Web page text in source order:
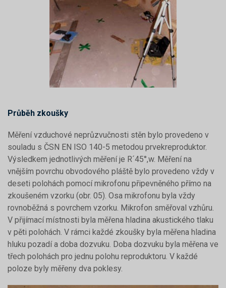
Průběh zkoušky
Měření vzduchové neprůzvučnosti stěn bylo provedeno v
souladu s ČSN EN ISO 140-5 metodou prvekreproduktor.
Výsledkem jednotlivých měření je R´45°,w. Měření na
vnějším povrchu obvodového pláště bylo provedeno vždy v
deseti polohách pomocí mikrofonu připevněného přímo na
zkoušeném vzorku (obr. 05). Osa mikrofonu byla vždy
rovnoběžná s povrchem vzorku. Mikrofon směřoval vzhůru.
V přijímací místnosti byla měřena hladina akustického tlaku
v pěti polohách. V rámci každé zkoušky byla měřena hladina
hluku pozadí a doba dozvuku. Doba dozvuku byla měřena ve
třech polohách pro jednu polohu reproduktoru. V každé
poloze byly měřeny dva poklesy.